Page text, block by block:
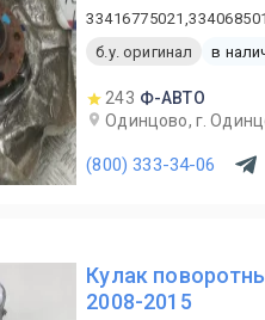
б.у. оригинал
в
243 Ф-АВТО
Одинцово, г.
(800) 333-34-06
Кулак
2008-2015